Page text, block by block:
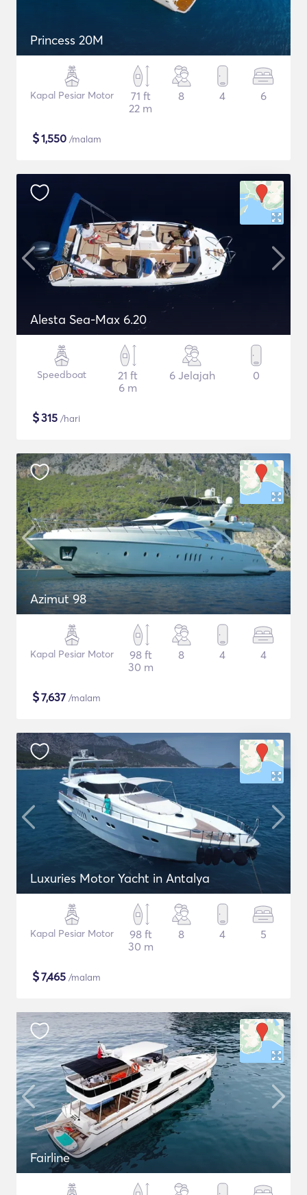
Princess 20M
Kapal Pesiar Motor
71 ft
22 m
8 4 6
$1,550 /malam
Alesta Sea-Max 6.20
Speedboat
21 ft
6 m
6 Jelajah 0
$315 /hari
Azimut 98
Kapal Pesiar Motor
98 ft
30 m
8 4 4
$7,637 /malam
Luxuries Motor Yacht in Antalya
Kapal Pesiar Motor
98 ft
30 m
8 4 5
$7,465 /malam
Fairline